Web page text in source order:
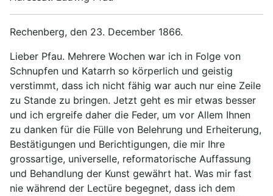
Rechenberg, den 23. December 1866.
Lieber Pfau. Mehrere Wochen war ich in Folge von
Schnupfen und Katarrh so körperlich und geistig
verstimmt, dass ich nicht fähig war auch nur eine Zeile
zu Stande zu bringen. Jetzt geht es mir etwas besser
und ich ergreife daher die Feder, um vor Allem Ihnen
zu danken für die Fülle von Belehrung und Erheiterung,
Bestätigungen und Berichtigungen, die mir Ihre
grossartige, universelle, reformatorische Auffassung
und Behandlung der Kunst gewährt hat. Was mir fast
nie während der Lectüre begegnet, dass ich dem